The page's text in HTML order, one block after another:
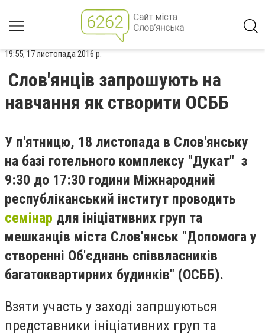
19:55, 17 листопада 2016 р.
Слов'янців запрошують на
навчання як створити ОСББ
У п'ятницю, 18 листопада в Слов'янську
на базі готельного комплексу "Дукат" з
9:30 до 17:30 години Міжнародний
республіканський інститут проводить
семінар для ініціативних груп та
мешканців міста Слов'янськ "Допомога у
створенні Об'єднань співвласників
багатоквартирних будинків" (ОСББ).
Взяти участь у заході запршуються
представники ініціативних груп та